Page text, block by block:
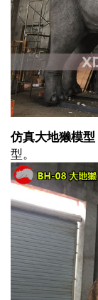
仿真大地獭模型
型。